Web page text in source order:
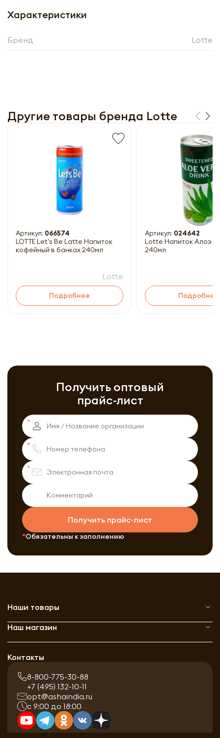
Характеристики
Бренд Lotte
Другие товары бренда Lotte
Артикул: 066574
LOTTE Let's Be Latte Напиток
кофейный в банках 240мл
Lotte
Подробнее
Артикул: 024642
Lotte Напиток Алоэ
240мл
Подробнее
Получить оптовый
прайс-лист
Получить прайс-лист
Обязательны к заполнению
Получить прайс-лист
Обязательны к заполнению
Наши товары
Наш магазин
Контакты
8-800-775-30-88
+7 (495) 132-10-11
opt@ashaindia.ru
с 9:00 до 18:00